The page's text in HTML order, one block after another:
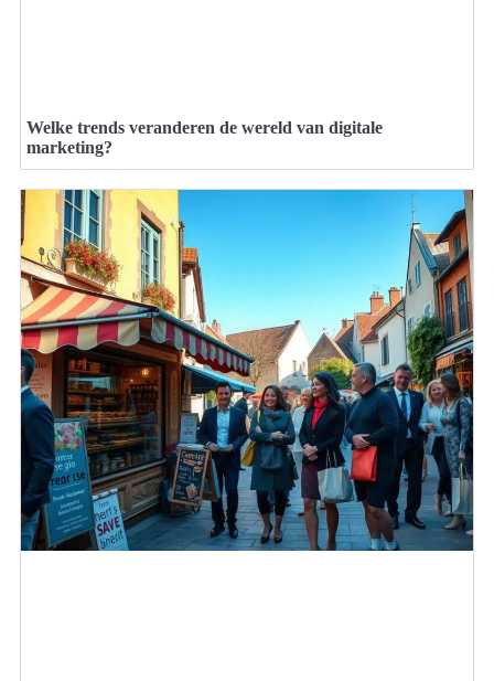
Welke trends veranderen de wereld van digitale
marketing?